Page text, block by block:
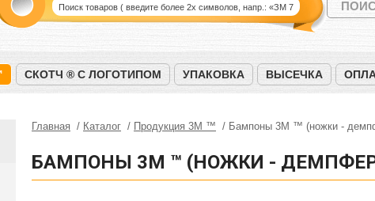
СКОТЧ ® С ЛОГОТИПОМ УПАКОВКА ВЫСЕЧКА
Главная Каталог Продукция 3M ™ Бампоны 3М ™ (ножки -
БАМПОНЫ 3М ™ (НОЖКИ -